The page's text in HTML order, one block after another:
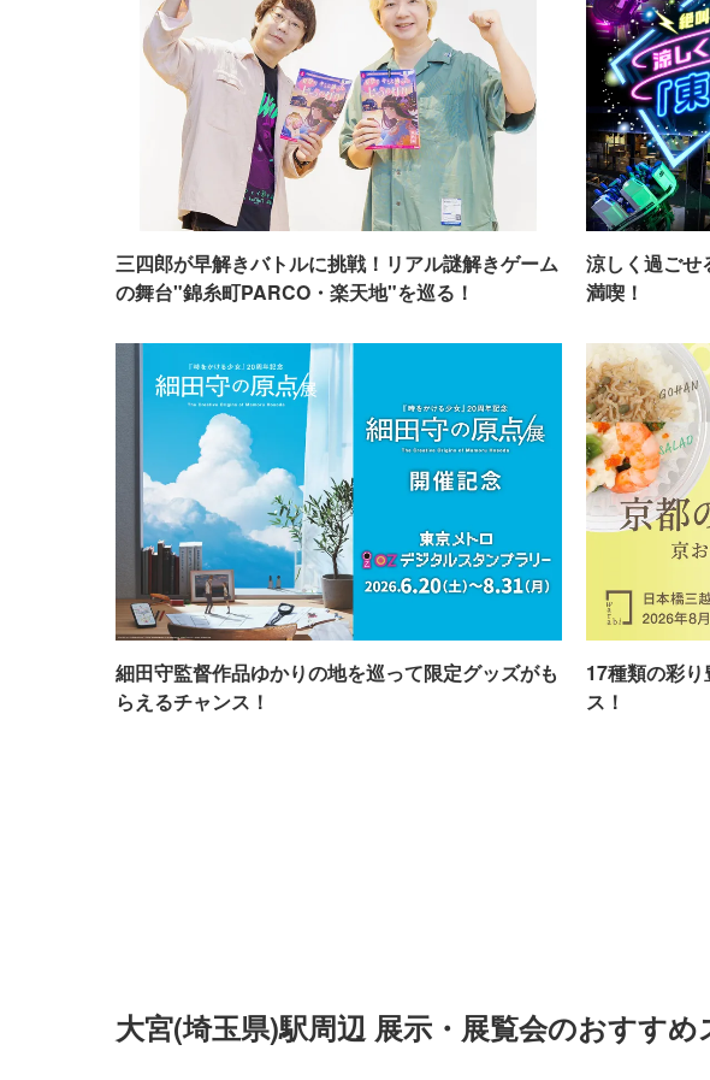
三四郎が早解きバトルに挑戦！リアル謎解きゲーム
の舞台"錦糸町PARCO・楽天地"を巡る！
涼しく過ごせ
満喫！
細田守監督作品ゆかりの地を巡って限定グッズがも
らえるチャンス！
17種類の彩
ス！
大宮(埼玉県)駅周辺 展示・展覧会のおすすめ